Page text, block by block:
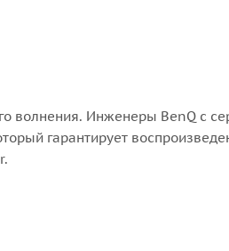
волнения. Инженеры BenQ с
гарантирует